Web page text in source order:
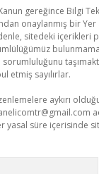
Kanun gereğince Bilgi
onaylanmış bir Yer
sitedeki içerikleri
sorumluluğunu
etmiş sayılırlar.
aykırı
yasal süre içerisinde